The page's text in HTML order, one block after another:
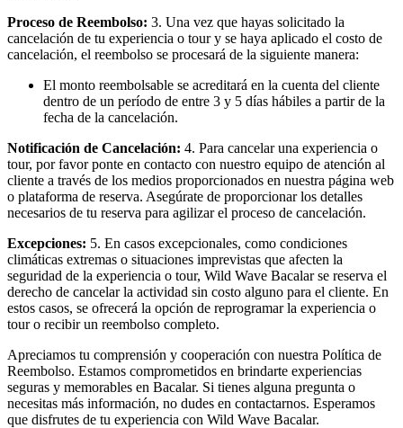
Proceso de Reembolso: 3. Una vez que hayas solicitado la
cancelación de tu experiencia o tour y se haya aplicado el costo de
cancelación, el reembolso se procesará de la siguiente manera:
El monto reembolsable se acreditará en la cuenta del cliente
dentro de un período de entre 3 y 5 días hábiles a partir de la
fecha de la cancelación.
Notificación de Cancelación: 4. Para cancelar una experiencia o
tour, por favor ponte en contacto con nuestro equipo de atención al
cliente a través de los medios proporcionados en nuestra página web
o plataforma de reserva. Asegúrate de proporcionar los detalles
necesarios de tu reserva para agilizar el proceso de cancelación.
Excepciones: 5. En casos excepcionales, como condiciones
climáticas extremas o situaciones imprevistas que afecten la
seguridad de la experiencia o tour, Wild Wave Bacalar se reserva el
derecho de cancelar la actividad sin costo alguno para el cliente. En
estos casos, se ofrecerá la opción de reprogramar la experiencia o
tour o recibir un reembolso completo.
Apreciamos tu comprensión y cooperación con nuestra Política de
Reembolso. Estamos comprometidos en brindarte experiencias
seguras y memorables en Bacalar. Si tienes alguna pregunta o
necesitas más información, no dudes en contactarnos. Esperamos
que disfrutes de tu experiencia con Wild Wave Bacalar.